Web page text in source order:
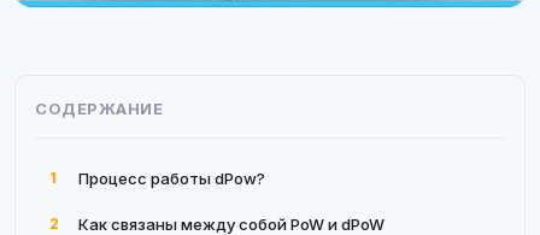
СОДЕРЖАНИЕ
1 Процесс работы dPow?
2 Как связаны между собой PoW и dPoW